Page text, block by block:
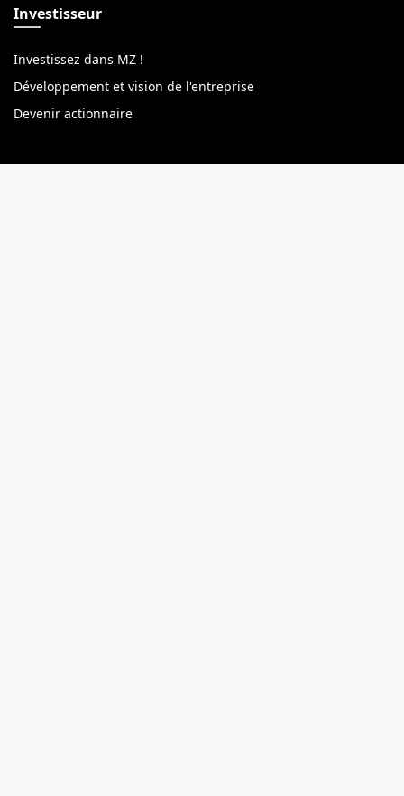
Investisseur
Investissez dans MZ !
Développement et vision de l'entreprise
Devenir actionnaire